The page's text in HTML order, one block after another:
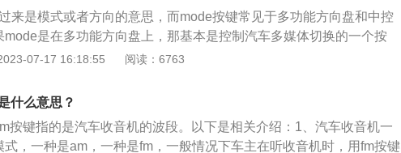
标识如下：1、A/C：A/C按键是空调压缩机的开关，只有开启压缩
具备制冷能力。A/C灯亮则代表压缩机启动工作，车辆空调可以制
：MAX功能启动后，车内的空调会满负荷运行，风机风量最大。这
现在部分自动空调的车型上，按下MAX后，空调压缩机和风机会采用
向前风挡吹风。4、REAR按键：是后窗除霜开关，开启后后风挡电热
来是模式或者方向的意思，而mode按键常见于多功能方向盘和中控
mode是在多功能方向盘上，那基本是控制汽车多媒体切换的一个按
收音机调频、收音机调幅、CD或者U盘这几个模式中切换。扩展资
般在吹脚、吹头以及吹风挡这几个模式中切换。2、假如mode是在多
上，那一般是调节汽车多媒体切换的一个按键，用来在收音机调频、
、CD或U盘这几个模式中切换。除此之外，正在放收音机或是CD或
07-17 16:18:55 阅读：6763
什么意思？
按键指的是汽车收音机的波段。以下是相关介绍：1、汽车收音机一
式，一种是am，一种是fm，一般情况下车主在听收音机时，用fm按键